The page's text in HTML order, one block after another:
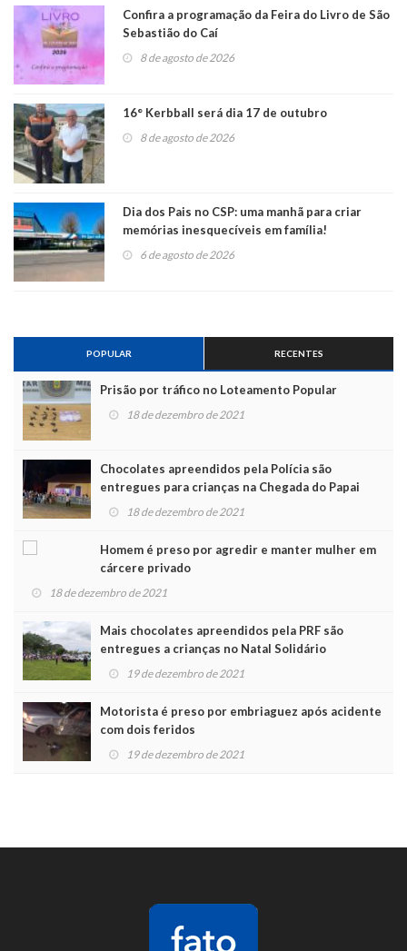
Confira a programação da Feira do Livro de São
Sebastião do Caí
8 de agosto de 2026
16° Kerbball será dia 17 de outubro
8 de agosto de 2026
Dia dos Pais no CSP: uma manhã para criar
memórias inesquecíveis em família!
6 de agosto de 2026
POPULAR RECENTES
Prisão por tráfico no Loteamento Popular
18 de dezembro de 2021
Chocolates apreendidos pela Polícia são
entregues para crianças na Chegada do Papai
Noel
18 de dezembro de 2021
Homem é preso por agredir e manter mulher em
cárcere privado
18 de dezembro de 2021
Mais chocolates apreendidos pela PRF são
entregues a crianças no Natal Solidário
19 de dezembro de 2021
Motorista é preso por embriaguez após acidente
com dois feridos
19 de dezembro de 2021